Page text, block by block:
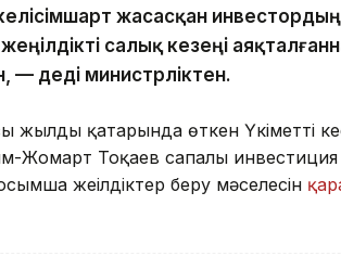
жасасқан
салық кезеңі
— деді министрліктен.
жылдың қаңтарында өткен Үкіметтің
Тоқаев сапалы инвестиция
жеңілдіктер беру мәселесін